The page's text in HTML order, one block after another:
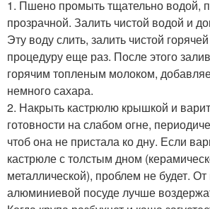
1. Пшено промыть тщательно водой,
прозрачной. Залить чистой водой и
Эту воду слить, залить чистой
процедуру еще раз. После этого
горячим топленым молоком,
немного сахара.
2. Накрыть кастрюлю крышкой и
готовности на слабом огне,
чтоб она не пристала ко дну. Если
кастрюле с толстым дном
металлической), проблем не будет.
алюминиевой посуде лучше